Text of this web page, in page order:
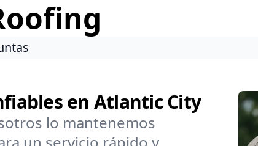
en Atlantic City
lo mantenemos